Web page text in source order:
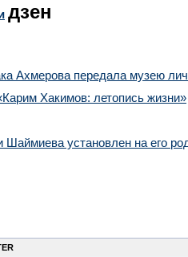
дзен
Ахмерова передала музею
Хакимов: летопись жизни»
установлен на его